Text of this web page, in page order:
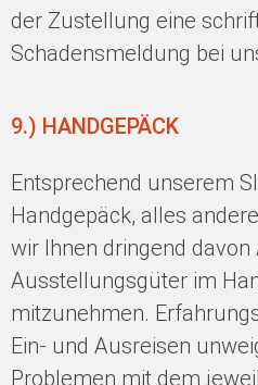
der Zustellung eine
Schadensmeldung bei
9.) HANDGEPÄCK
Entsprechend unserem
Handgepäck, alles
wir Ihnen dringend
Ausstellungsgüter im
mitzunehmen.
Ein- und Ausreisen
Problemen mit dem